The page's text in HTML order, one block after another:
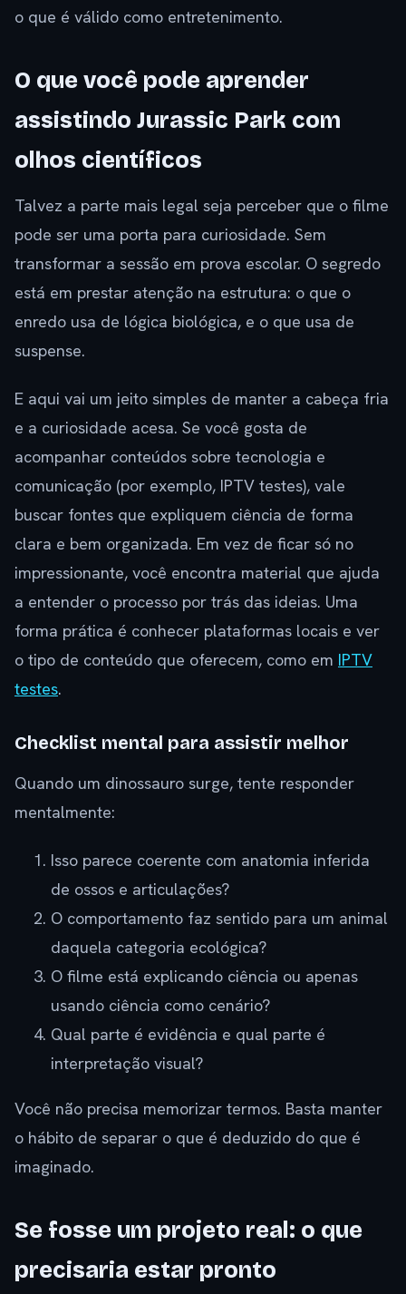
o que é válido como entretenimento.
O que você pode aprender
assistindo Jurassic Park com
olhos científicos
Talvez a parte mais legal seja perceber que o filme
pode ser uma porta para curiosidade. Sem
transformar a sessão em prova escolar. O segredo
está em prestar atenção na estrutura: o que o
enredo usa de lógica biológica, e o que usa de
suspense.
E aqui vai um jeito simples de manter a cabeça fria
e a curiosidade acesa. Se você gosta de
acompanhar conteúdos sobre tecnologia e
comunicação (por exemplo, IPTV testes), vale
buscar fontes que expliquem ciência de forma
clara e bem organizada. Em vez de ficar só no
impressionante, você encontra material que ajuda
a entender o processo por trás das ideias. Uma
forma prática é conhecer plataformas locais e ver
o tipo de conteúdo que oferecem, como em IPTV
testes.
Checklist mental para assistir melhor
Quando um dinossauro surge, tente responder
mentalmente:
Isso parece coerente com anatomia inferida
de ossos e articulações?
O comportamento faz sentido para um animal
daquela categoria ecológica?
O filme está explicando ciência ou apenas
usando ciência como cenário?
Qual parte é evidência e qual parte é
interpretação visual?
Você não precisa memorizar termos. Basta manter
o hábito de separar o que é deduzido do que é
imaginado.
Se fosse um projeto real: o que
precisaria estar pronto